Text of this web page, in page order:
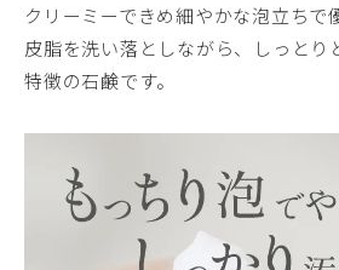
クリーミーできめ細やかな泡立ちで
皮脂を洗い落としながら、しっとり
特徴の石鹸です。